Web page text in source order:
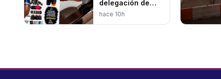
delegación de
patinaje de
hace 10h